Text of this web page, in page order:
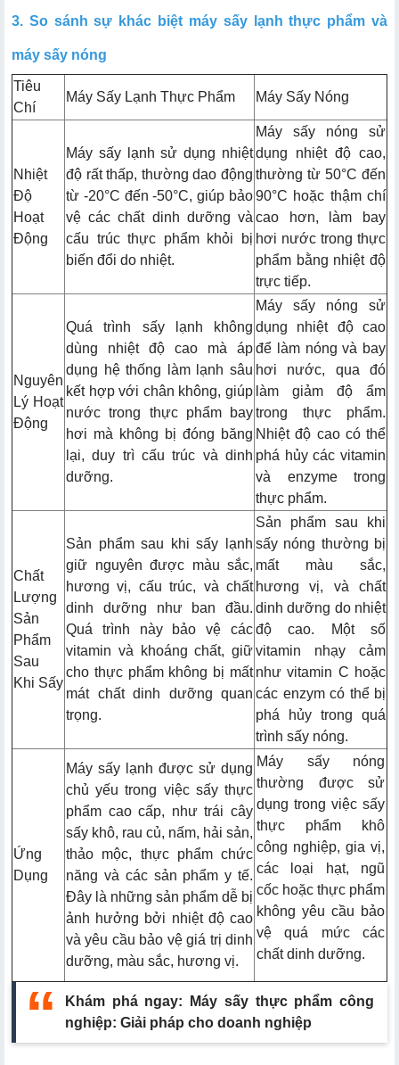
3. So sánh sự khác biệt máy sấy lạnh thực phẩm và
máy sấy nóng
Tiêu
Chí
Máy Sấy Lạnh Thực Phẩm Máy Sấy Nóng
Nhiệt
Độ
Hoạt
Động
Máy sấy lạnh sử dụng nhiệt
độ rất thấp, thường dao động
từ -20°C đến -50°C, giúp bảo
vệ các chất dinh dưỡng và
cấu trúc thực phẩm khỏi bị
biến đổi do nhiệt.
Máy sấy nóng sử
dụng nhiệt độ cao,
thường từ 50°C đến
90°C hoặc thậm chí
cao hơn, làm bay
hơi nước trong thực
phẩm bằng nhiệt độ
trực tiếp.
Nguyên
Lý Hoạt
Động
Quá trình sấy lạnh không
dùng nhiệt độ cao mà áp
dụng hệ thống làm lạnh sâu
kết hợp với chân không, giúp
nước trong thực phẩm bay
hơi mà không bị đóng băng
lại, duy trì cấu trúc và dinh
dưỡng.
Máy sấy nóng sử
dụng nhiệt độ cao
để làm nóng và bay
hơi nước, qua đó
làm giảm độ ẩm
trong thực phẩm.
Nhiệt độ cao có thể
phá hủy các vitamin
và enzyme trong
thực phẩm.
Chất
Lượng
Sản
Phẩm
Sau
Khi Sấy
Sản phẩm sau khi sấy lạnh
giữ nguyên được màu sắc,
hương vị, cấu trúc, và chất
dinh dưỡng như ban đầu.
Quá trình này bảo vệ các
vitamin và khoáng chất, giữ
cho thực phẩm không bị mất
mát chất dinh dưỡng quan
trọng.
Sản phẩm sau khi
sấy nóng thường bị
mất màu sắc,
hương vị, và chất
dinh dưỡng do nhiệt
độ cao. Một số
vitamin nhạy cảm
như vitamin C hoặc
các enzym có thể bị
phá hủy trong quá
trình sấy nóng.
Ứng
Dụng
Máy sấy lạnh được sử dụng
chủ yếu trong việc sấy thực
phẩm cao cấp, như trái cây
sấy khô, rau củ, nấm, hải sản,
thảo mộc, thực phẩm chức
năng và các sản phẩm y tế.
Đây là những sản phẩm dễ bị
ảnh hưởng bởi nhiệt độ cao
và yêu cầu bảo vệ giá trị dinh
dưỡng, màu sắc, hương vị.
Máy sấy nóng
thường được sử
dụng trong việc sấy
thực phẩm khô
công nghiệp, gia vị,
các loại hạt, ngũ
cốc hoặc thực phẩm
không yêu cầu bảo
vệ quá mức các
chất dinh dưỡng.
Khám phá ngay:
Máy sấy thực phẩm công
nghiệp: Giải pháp cho doanh nghiệp